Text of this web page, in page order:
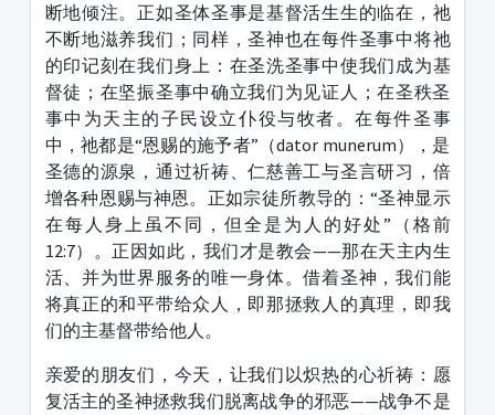
断地倾注。正如圣体圣事是基督活生生的临在，祂
不断地滋养我们；同样，圣神也在每件圣事中将祂
的印记刻在我们身上：在圣洗圣事中使我们成为基
督徒；在坚振圣事中确立我们为见证人；在圣秩圣
事中为天主的子民设立仆役与牧者。在每件圣事
中，祂都是“恩赐的施予者”（dator munerum），是
圣德的源泉，通过祈祷、仁慈善工与圣言研习，倍
增各种恩赐与神恩。正如宗徒所教导的：“圣神显示
在每人身上虽不同，但全是为人的好处”（格前
12:7）。正因如此，我们才是教会——那在天主内生
活、并为世界服务的唯一身体。借着圣神，我们能
将真正的和平带给众人，即那拯救人的真理，即我
们的主基督带给他人。
亲爱的朋友们，今天，让我们以炽热的心祈祷：愿
复活主的圣神拯救我们脱离战争的邪恶——战争不是